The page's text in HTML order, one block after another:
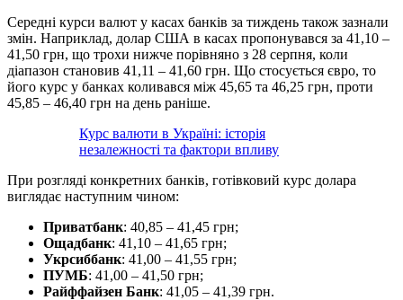
Середні курси валют у касах банків за тиждень також зазнали
змін. Наприклад, долар США в касах пропонувався за 41,10 –
41,50 грн, що трохи нижче порівняно з 28 серпня, коли
діапазон становив 41,11 – 41,60 грн. Що стосується євро, то
його курс у банках коливався між 45,65 та 46,25 грн, проти
45,85 – 46,40 грн на день раніше.
Курс валюти в Україні: історія
незалежності та фактори впливу
При розгляді конкретних банків, готівковий курс долара
виглядає наступним чином:
Приватбанк: 40,85 – 41,45 грн;
Ощадбанк: 41,10 – 41,65 грн;
Укрсиббанк: 41,00 – 41,55 грн;
ПУМБ: 41,00 – 41,50 грн;
Райффайзен Банк: 41,05 – 41,39 грн.